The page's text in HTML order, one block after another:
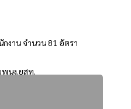
งาน จำนวน 81 อัตรา
พนง.ยสท.